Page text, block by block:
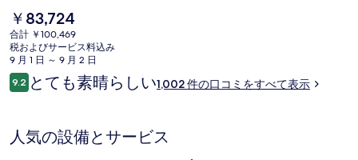
ギ
ャ
ラ
ー
関を利用できます。すぐそばには地下鉄メリルボーン駅があり、地
下鉄 エッジウェア ロード駅 (サークルライン)までは 5 分です。
現
在
の
料
金
は
す
￥83,724
合計 ￥100,469
税およびサービス料込み
9 月 1 日 ～ 9 月 2 日
口
コ
9.210段階中9.2
とても素晴らしい1,002 件の口コミをすべて表示
人気の設備とサービス